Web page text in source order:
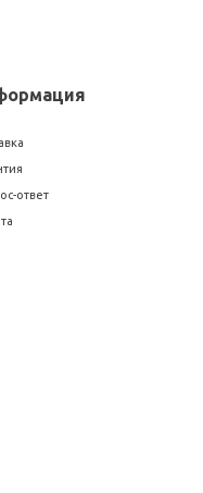
ответ